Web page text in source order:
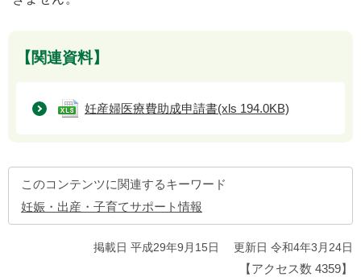
【関連資料】
妊産婦医療費助成申請書(xls 194.0KB)
このコンテンツに関連するキーワード
妊娠・出産・子育てサポート情報
掲載日 平成29年9月15日 更新日 令和4年3月24日
【アクセス数 4359】